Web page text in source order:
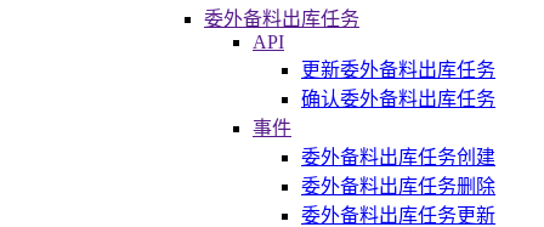
委外备料出库任务
API
更新委外备料出库任务
确认委外备料出库任务
事件
委外备料出库任务创建
委外备料出库任务删除
委外备料出库任务更新